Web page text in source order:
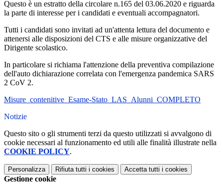
Questo è un estratto della circolare n.165 del 03.06.2020 e riguarda
la parte di interesse per i candidati e eventuali accompagnatori.
Tutti i candidati sono invitati ad un'attenta lettura del documento e
attenersi alle disposizioni del CTS e alle misure organizzative del
Dirigente scolastico.
In particolare si richiama l'attenzione della preventiva compilazione
dell'auto dichiarazione correlata con l'emergenza pandemica SARS
2 CoV 2.
Misure_contenitive_Esame-Stato_LAS_Alunni_COMPLETO
Notizie
Questo sito o gli strumenti terzi da questo utilizzati si avvalgono di
cookie necessari al funzionamento ed utili alle finalità illustrate nella
COOKIE POLICY.
Personalizza Rifiuta tutti i cookies Accetta tutti i cookies
Gestione cookie